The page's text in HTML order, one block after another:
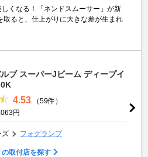
くなる！「ネンドスムーサー」が新
取ると、仕上がりに大きな差が生まれ
ブ スーパーJビーム ディープイ
4.53
（59件）
円
ズ フォグランプ
取付店を探す